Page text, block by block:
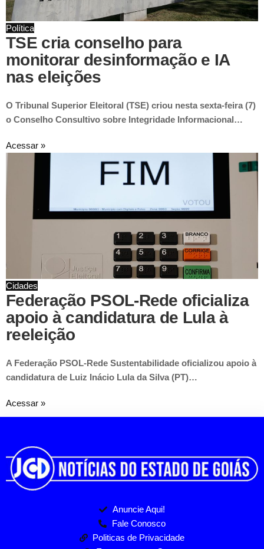
Política
TSE cria conselho para
monitorar desinformação e IA
nas eleições
O Tribunal Superior Eleitoral (TSE) criou nesta sexta-feira (7)
o Conselho Consultivo sobre Integridade Informacional…
Acessar »
Cidades
Federação PSOL-Rede oficializa
apoio à candidatura de Lula à
reeleição
A Federação PSOL-Rede Sustentabilidade oficializou apoio à
candidatura de Luiz Inácio Lula da Silva (PT)…
Acessar »
Anuncie Aqui!
Fale Conosco
Politicas de Privacidade